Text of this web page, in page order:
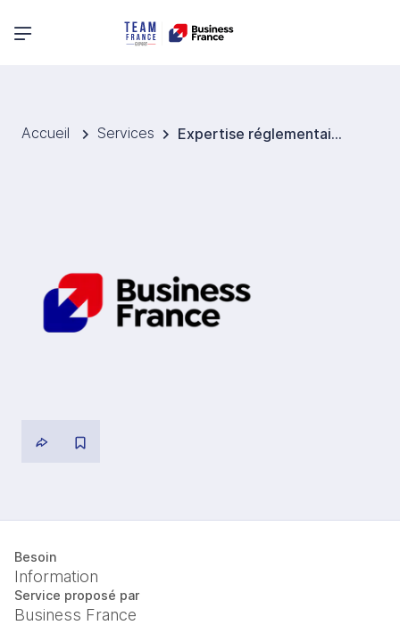
Menu principal
Accueil Services Expertise réglementaire - Business France
Besoin
Information
Service proposé par
Business France